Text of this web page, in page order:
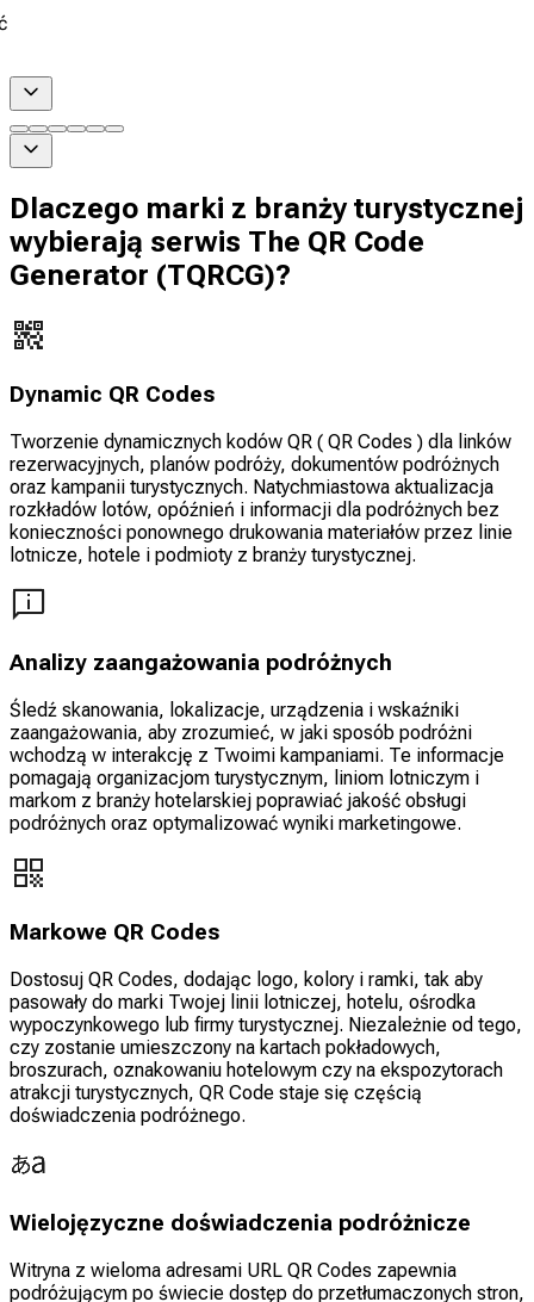
Dlaczego marki z branży turystycznej
wybierają serwis The QR Code
Generator (TQRCG)?
Dynamic QR Codes
Tworzenie dynamicznych kodów QR ( QR Codes ) dla linków
rezerwacyjnych, planów podróży, dokumentów podróżnych
oraz kampanii turystycznych. Natychmiastowa aktualizacja
rozkładów lotów, opóźnień i informacji dla podróżnych bez
konieczności ponownego drukowania materiałów przez linie
lotnicze, hotele i podmioty z branży turystycznej.
Analizy zaangażowania podróżnych
Śledź skanowania, lokalizacje, urządzenia i wskaźniki
zaangażowania, aby zrozumieć, w jaki sposób podróżni
wchodzą w interakcję z Twoimi kampaniami. Te informacje
pomagają organizacjom turystycznym, liniom lotniczym i
markom z branży hotelarskiej poprawiać jakość obsługi
podróżnych oraz optymalizować wyniki marketingowe.
Markowe QR Codes
Dostosuj QR Codes, dodając logo, kolory i ramki, tak aby
pasowały do marki Twojej linii lotniczej, hotelu, ośrodka
wypoczynkowego lub firmy turystycznej. Niezależnie od tego,
czy zostanie umieszczony na kartach pokładowych,
broszurach, oznakowaniu hotelowym czy na ekspozytorach
atrakcji turystycznych, QR Code staje się częścią
doświadczenia podróżnego.
Wielojęzyczne doświadczenia podróżnicze
Witryna z wieloma adresami URL QR Codes zapewnia
podróżującym po świecie dostęp do przetłumaczonych stron,